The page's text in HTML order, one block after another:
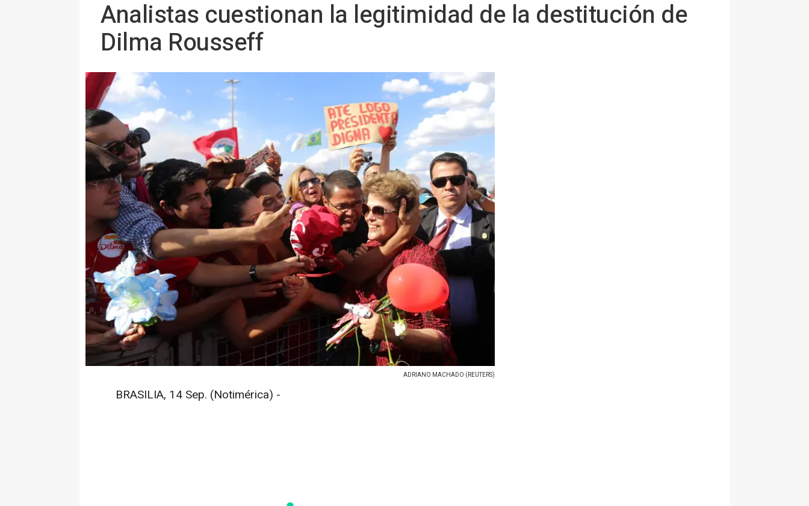
Analistas cuestionan la legitimidad de la destitución de
Dilma Rousseff
ADRIANO MACHADO (REUTERS)
BRASILIA, 14 Sep. (Notimérica) -